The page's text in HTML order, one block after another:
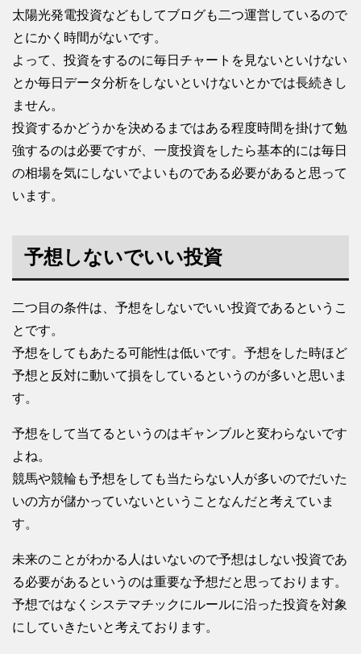
太陽光発電投資などもしてブログも二つ運営しているので
とにかく時間がないです。
よって、投資をするのに毎日チャートを見ないといけない
とか毎日データ分析をしないといけないとかでは長続きし
ません。
投資するかどうかを決めるまではある程度時間を掛けて勉
強するのは必要ですが、一度投資をしたら基本的には毎日
の相場を気にしないでよいものである必要があると思って
います。
予想しないでいい投資
二つ目の条件は、予想をしないでいい投資であるというこ
とです。
予想をしてもあたる可能性は低いです。予想をした時ほど
予想と反対に動いて損をしているというのが多いと思いま
す。
予想をして当てるというのはギャンブルと変わらないです
よね。
競馬や競輪も予想をしても当たらない人が多いのでだいた
いの方が儲かっていないということなんだと考えていま
す。
未来のことがわかる人はいないので予想はしない投資であ
る必要があるというのは重要な予想だと思っております。
予想ではなくシステマチックにルールに沿った投資を対象
にしていきたいと考えております。